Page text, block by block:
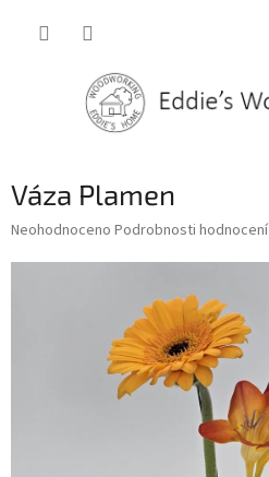
Váza Plamen
Průměrné
Neohodnoceno Podrobnosti hodnocení